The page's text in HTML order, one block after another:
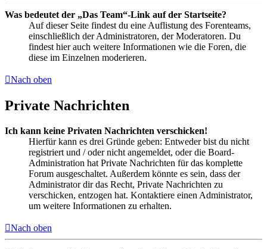
Was bedeutet der „Das Team“-Link auf der Startseite?
Auf dieser Seite findest du eine Auflistung des Forenteams,
einschließlich der Administratoren, der Moderatoren. Du
findest hier auch weitere Informationen wie die Foren, die
diese im Einzelnen moderieren.
Nach oben
Private Nachrichten
Ich kann keine Privaten Nachrichten verschicken!
Hierfür kann es drei Gründe geben: Entweder bist du nicht
registriert und / oder nicht angemeldet, oder die Board-
Administration hat Private Nachrichten für das komplette
Forum ausgeschaltet. Außerdem könnte es sein, dass der
Administrator dir das Recht, Private Nachrichten zu
verschicken, entzogen hat. Kontaktiere einen Administrator,
um weitere Informationen zu erhalten.
Nach oben